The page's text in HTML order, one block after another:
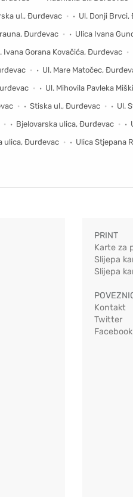
ul., Đurđevac
Ul. Donji
Đurđevac
Ulica Ivana
Ivana Gorana Kovačića, Đurđevac
Ul. Mare Matočec,
Ul. Mihovila Pavleka
Stiska ul., Đurđevac
Ul.
Bjelovarska ulica, Đurđevac
ulica, Đurđevac
Ulica Stjepana
PRINT
Karte za
Slijepa
Slijepa
Kontakt
Twitter
Facebook